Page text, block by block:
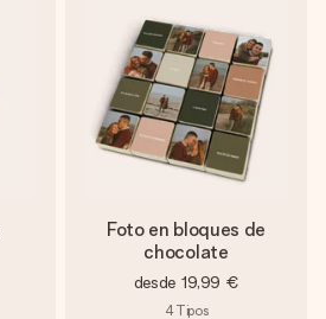
Foto en bloques de
chocolate
desde 19,99 €
4Tipos